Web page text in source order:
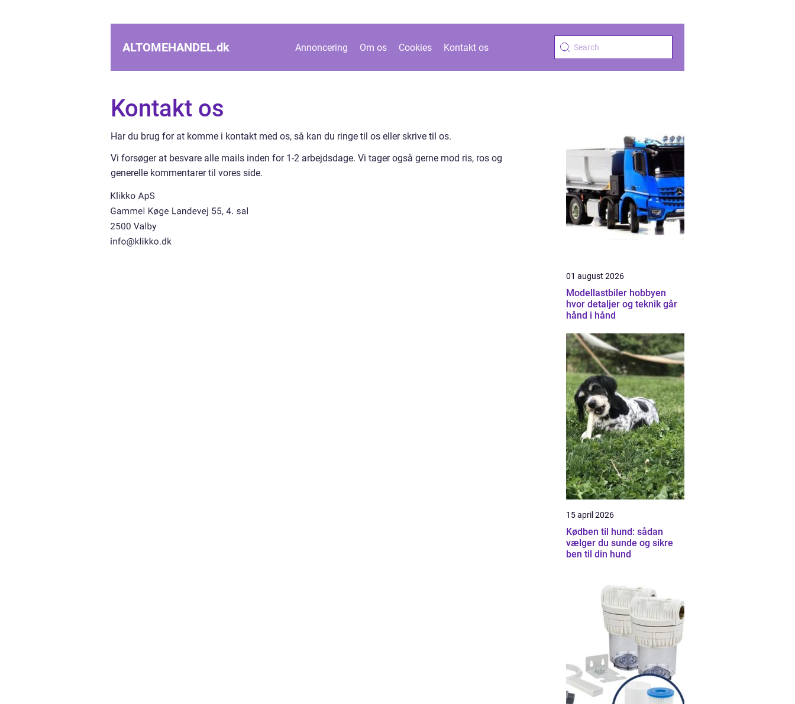
ALTOMEHANDEL.dk Annoncering Om os Cookies Kontakt os
Kontakt os
Har du brug for at komme i kontakt med os, så kan du ringe til os eller skrive til os.
Vi forsøger at besvare alle mails inden for 1-2 arbejdsdage. Vi tager også gerne mod ris, ros og
generelle kommentarer til vores side.
01 august 2026
Modellastbiler hobbyen
hvor detaljer og teknik går
hånd i hånd
15 april 2026
Kødben til hund: sådan
vælger du sunde og sikre
ben til din hund